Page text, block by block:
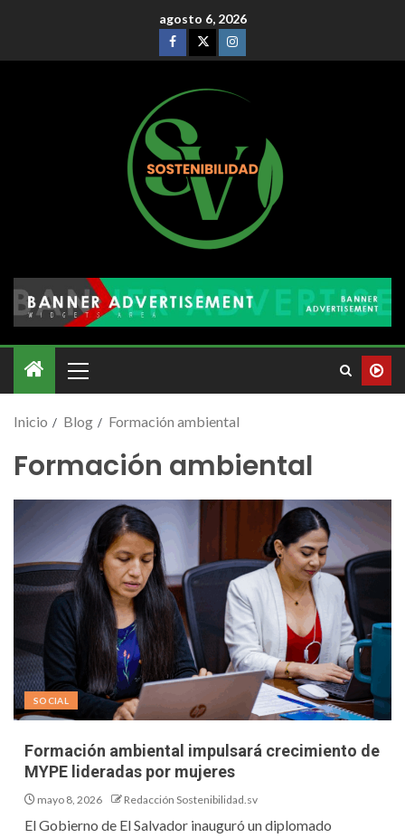
agosto 6, 2026
Inicio Blog Formación ambiental
Formación ambiental
SOCIAL
Formación ambiental impulsará crecimiento de
MYPE lideradas por mujeres
mayo 8, 2026 Redacción Sostenibilidad.sv
El Gobierno de El Salvador inauguró un diplomado